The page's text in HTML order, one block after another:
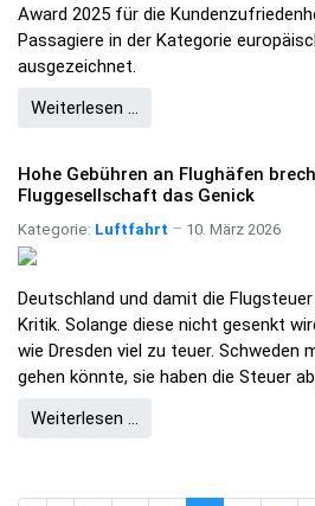
Award 2025 für die
Passagiere in der Kategorie
ausgezeichnet.
Weiterlesen …
Hohe Gebühren an Flughäfen
Fluggesellschaft das Genick
Kategorie: Luftfahrt 10. März 2026
Deutschland und damit die
Kritik. Solange diese nicht gesenkt
wie Dresden viel zu teuer. Schweden
gehen könnte, sie haben die Steuer
Weiterlesen …